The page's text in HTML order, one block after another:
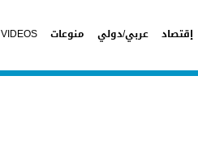
إقتصاد عربي/دولي منوعات VIDEOS